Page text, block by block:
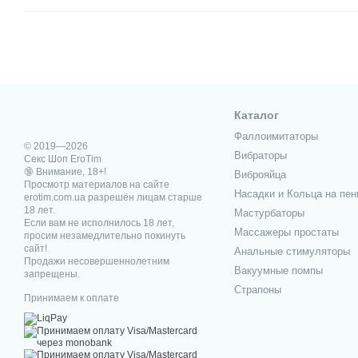
© 2019—2026
Секс Шоп EroTim
🔞 Внимание, 18+!
Просмотр материалов на сайте
erotim.com.ua разрешён лицам старше
18 лет.
Если вам не исполнилось 18 лет,
просим незамедлительно покинуть
сайт!
Продажи несовершеннолетним
запрещены.
Принимаем к оплате
Каталог
Фаллоимитаторы
Вибраторы
Виброяйца
Насадки и Кольца на
Мастурбаторы
Массажеры простаты
Анальные стимуляторы
Вакуумные помпы
Страпоны